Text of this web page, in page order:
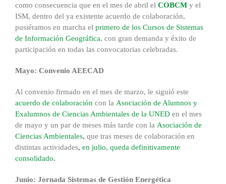
como consecuencia que en el mes de abril el COBCM y el
ISM, dentro del ya existente acuerdo de colaboración,
pusiéramos en marcha el primero de los Cursos de Sistemas
de Información Geográfica, con gran demanda y éxito de
participación en todas las convocatorias celebradas.
Mayo: Convenio AEECAD
Al convenio firmado en el mes de marzo, le siguió este
acuerdo de colaboración con la Asociación de Alumnos y
Exalumnos de Ciencias Ambientales de la UNED en el mes
de mayo y un par de meses más tarde con la Asociación de
Ciencias Ambientales, que tras meses de colaboración en
distintas actividades, en julio, queda definitivamente
consolidado.
Junio: Jornada Sistemas de Gestión Energética